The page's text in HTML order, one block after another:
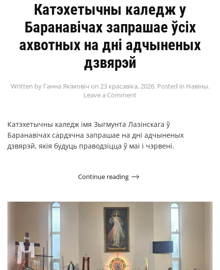
Катэхетычны каледж у
Баранавічах запрашае ўсіх
ахвотных на дні адчыненых
дзвярэй
Written by Ганна Якімовіч on 23 красавіка, 2026. Posted in Навіны.
Leave a Comment
Катэхетычны каледж імя Зыгмунта Лазінскага ў
Баранавічах сардэчна запрашае на дні адчыненых
дзвярэй, якія будуць праводзіцца ў маі і чэрвені.
Continue reading